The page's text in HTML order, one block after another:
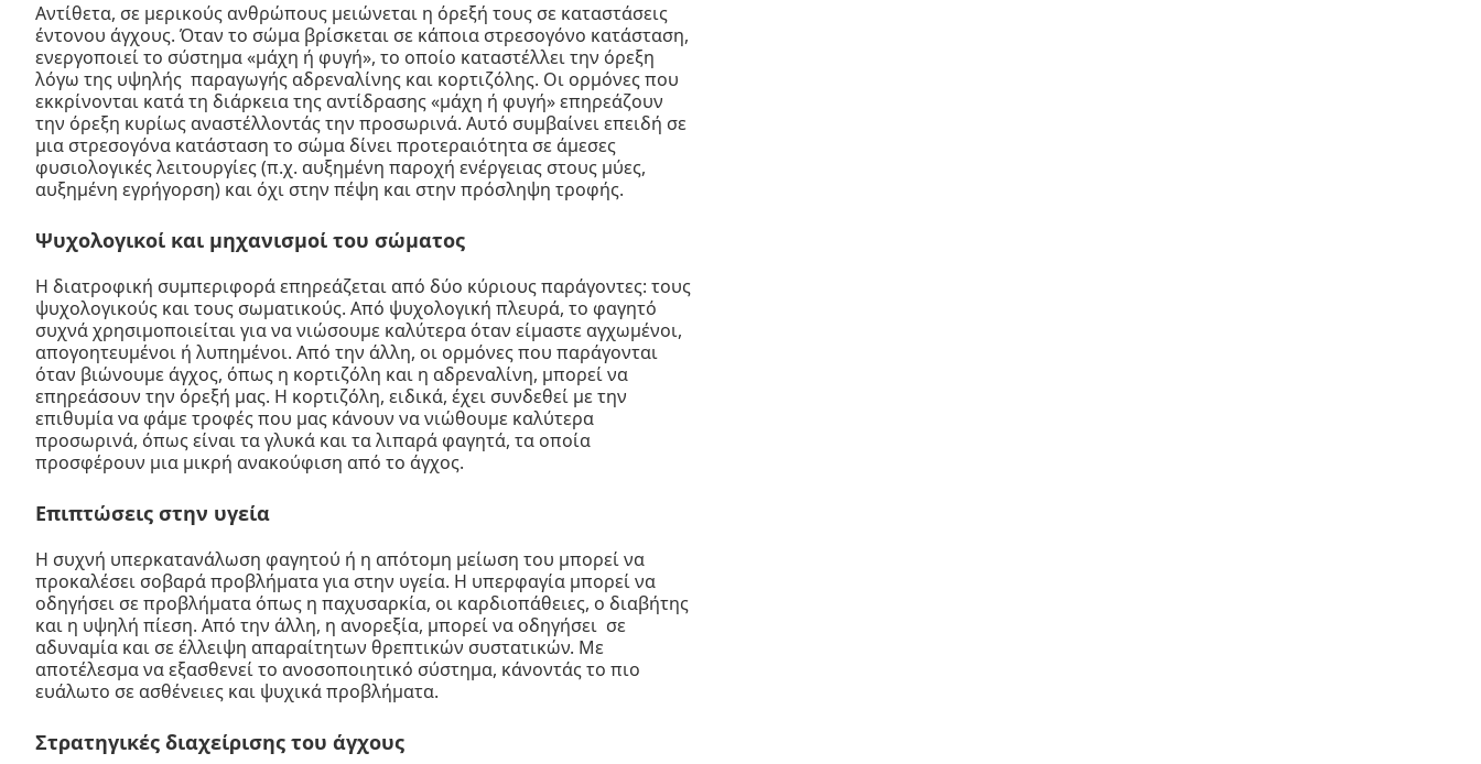
Αντίθετα, σε μερικούς ανθρώπους μειώνεται η όρεξή τους σε καταστάσεις
έντονου άγχους. Όταν το σώμα βρίσκεται σε κάποια στρεσογόνο κατάσταση,
ενεργοποιεί το σύστημα «μάχη ή φυγή», το οποίο καταστέλλει την όρεξη
λόγω της υψηλής παραγωγής αδρεναλίνης και κορτιζόλης. Οι ορμόνες που
εκκρίνονται κατά τη διάρκεια της αντίδρασης «μάχη ή φυγή» επηρεάζουν
την όρεξη κυρίως αναστέλλοντάς την προσωρινά. Αυτό συμβαίνει επειδή σε
μια στρεσογόνα κατάσταση το σώμα δίνει προτεραιότητα σε άμεσες
φυσιολογικές λειτουργίες (π.χ. αυξημένη παροχή ενέργειας στους μύες,
αυξημένη εγρήγορση) και όχι στην πέψη και στην πρόσληψη τροφής.
Ψυχολογικοί και μηχανισμοί του σώματος
Η διατροφική συμπεριφορά επηρεάζεται από δύο κύριους παράγοντες: τους
ψυχολογικούς και τους σωματικούς. Από ψυχολογική πλευρά, το φαγητό
συχνά χρησιμοποιείται για να νιώσουμε καλύτερα όταν είμαστε αγχωμένοι,
απογοητευμένοι ή λυπημένοι. Από την άλλη, οι ορμόνες που παράγονται
όταν βιώνουμε άγχος, όπως η κορτιζόλη και η αδρεναλίνη, μπορεί να
επηρεάσουν την όρεξή μας. Η κορτιζόλη, ειδικά, έχει συνδεθεί με την
επιθυμία να φάμε τροφές που μας κάνουν να νιώθουμε καλύτερα
προσωρινά, όπως είναι τα γλυκά και τα λιπαρά φαγητά, τα οποία
προσφέρουν μια μικρή ανακούφιση από το άγχος.
Επιπτώσεις στην υγεία
Η συχνή υπερκατανάλωση φαγητού ή η απότομη μείωση του μπορεί να
προκαλέσει σοβαρά προβλήματα για στην υγεία. Η υπερφαγία μπορεί να
οδηγήσει σε προβλήματα όπως η παχυσαρκία, οι καρδιοπάθειες, ο διαβήτης
και η υψηλή πίεση. Από την άλλη, η ανορεξία, μπορεί να οδηγήσει σε
αδυναμία και σε έλλειψη απαραίτητων θρεπτικών συστατικών. Με
αποτέλεσμα να εξασθενεί το ανοσοποιητικό σύστημα, κάνοντάς το πιο
ευάλωτο σε ασθένειες και ψυχικά προβλήματα.
Στρατηγικές διαχείρισης του άγχους